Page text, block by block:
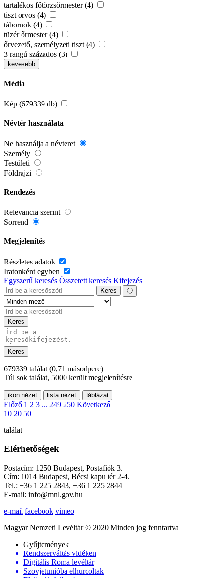
tartalékos főtörzsőrmester (4)
tiszt orvos (4)
tábornok (4)
tüzér őrmester (4)
őrvezető, személyzeti tiszt (4)
3 rangú százados (3)
kevesebb
Média
Kép (679339 db)
Névtér használata
Ne használja a névteret
Személy
Testületi
Földrajzi
Rendezés
Relevancia szerint
Sorrend
Megjelenítés
Részletes adatok
Iratonként egyben
Egyszerű keresés Összetett keresés Kifejezés
Keres ⓘ
Keres
Keres
679339 találat (0,71 másodperc)
Túl sok találat, 5000 került megjelenítésre
ikon nézet lista nézet táblázat
Előző 1 2 3 ... 249 250 Következő
10 20 50
találat
Elérhetőségek
Postacím: 1250 Budapest, Postafiók 3.
Cím: 1014 Budapest, Bécsi kapu tér 2-4.
Tel.: +36 1 225 2843, +36 1 225 2844
E-mail: info@mnl.gov.hu
e-mail facebook vimeo
Magyar Nemzeti Levéltár © 2020 Minden jog fenntartva
Gyűjtemények
Rendszerváltás vidéken
Digitális Roma levéltár
Szovjetunióba elhurcoltak